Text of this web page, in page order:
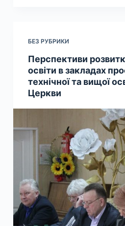
БЕЗ РУБРИКИ
Перспективи
освіти в закладах
технічної та вищої
Церкви